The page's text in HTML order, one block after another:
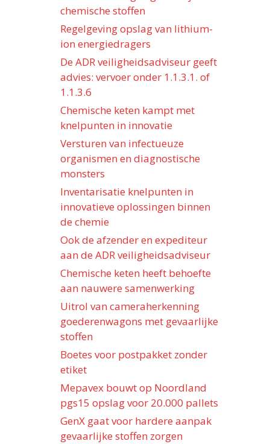
chemische stoffen
Regelgeving opslag van lithium-
ion energiedragers
De ADR veiligheidsadviseur geeft
advies: vervoer onder 1.1.3.1. of
1.1.3.6
Chemische keten kampt met
knelpunten in innovatie
Versturen van infectueuze
organismen en diagnostische
monsters
Inventarisatie knelpunten in
innovatieve oplossingen binnen
de chemie
Ook de afzender en expediteur
aan de ADR veiligheidsadviseur
Chemische keten heeft behoefte
aan nauwere samenwerking
Uitrol van cameraherkenning
goederenwagons met gevaarlijke
stoffen
Boetes voor postpakket zonder
etiket
Mepavex bouwt op Noordland
pgs15 opslag voor 20.000 pallets
GenX gaat voor hardere aanpak
gevaarlijke stoffen zorgen